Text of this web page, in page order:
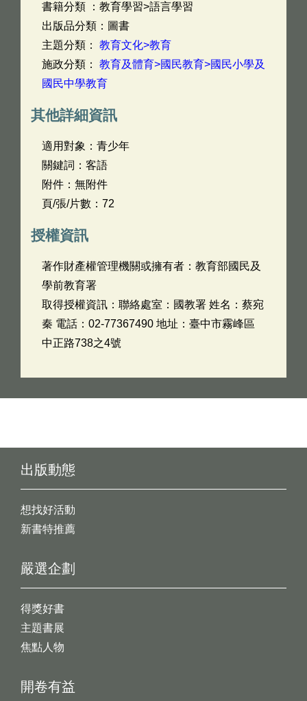
書籍分類 ：教育學習>語言學習
出版品分類：圖書
主題分類： 教育文化>教育
施政分類： 教育及體育>國民教育>國民小學及
國民中學教育
其他詳細資訊
適用對象：青少年
關鍵詞：客語
附件：無附件
頁/張/片數：72
授權資訊
著作財產權管理機關或擁有者：教育部國民及
學前教育署
取得授權資訊：聯絡處室：國教署 姓名：蔡宛
秦 電話：02-77367490 地址：臺中市霧峰區
中正路738之4號
出版動態
想找好活動
新書特推薦
開卷有益
嚴選企劃
得獎好書
主題書展
焦點人物